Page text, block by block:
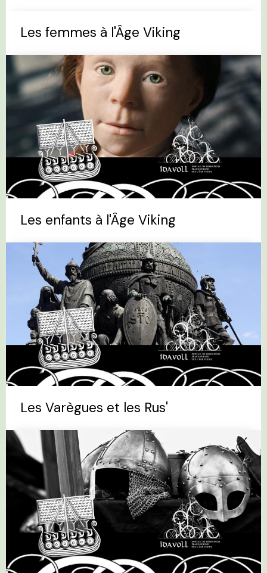
Les femmes à l'Âge Viking
Les enfants à l'Âge Viking
Les Varègues et les Rus'